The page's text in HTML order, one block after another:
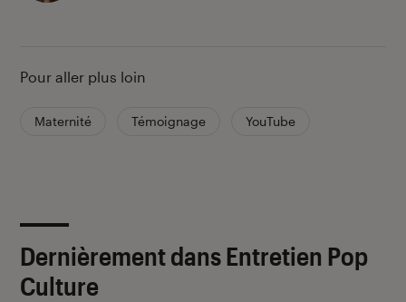
Pour aller plus loin
Maternité Témoignage YouTube
Dernièrement dans Entretien Pop
Culture